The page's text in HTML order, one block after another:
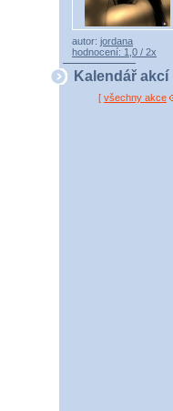
autor: jordana
hodnocení: 1,0 / 2x
Kalendář akcí
[ všechny akce